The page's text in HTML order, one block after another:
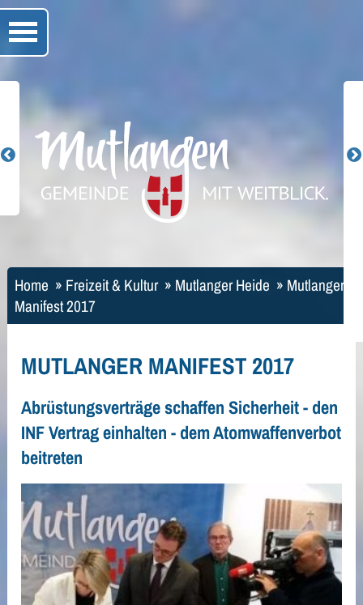
Home » Freizeit & Kultur» Mutlanger Heide » Mutlanger
Manifest 2017
MUTLANGER MANIFEST 2017
Abrüstungsverträge schaffen Sicherheit - den
INF Vertrag einhalten - dem Atomwaffenverbot
beitreten